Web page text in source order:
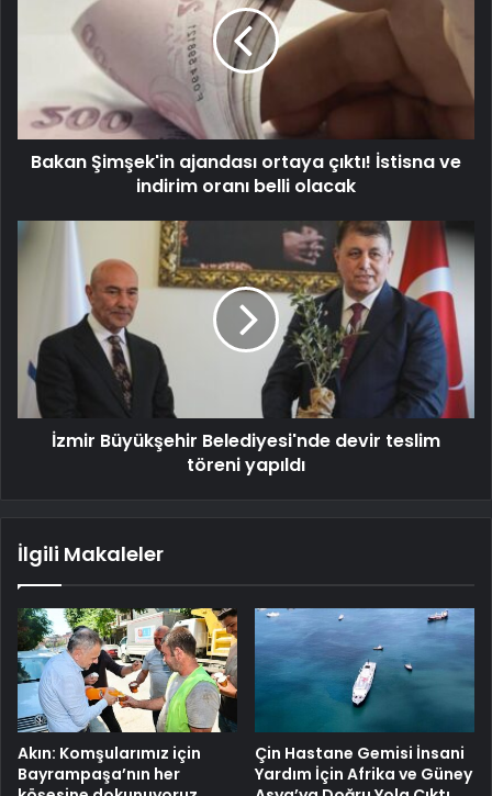
Bakan Şimşek'in ajandası ortaya çıktı! İstisna ve
indirim oranı belli olacak
İzmir Büyükşehir Belediyesi'nde devir teslim
töreni yapıldı
İlgili Makaleler
Akın: Komşularımız için
Bayrampaşa’nın her
Çin Hastane Gemisi İnsani
Yardım İçin Afrika ve Güney